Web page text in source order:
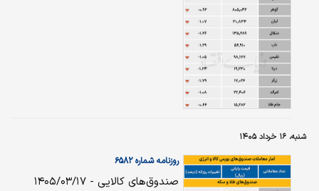
شنبه، ۱۶ خرداد ۱۴۰۵
روزنامه شماره ۶۵۸۲
صندوق‌های کالایی - ۱۴۰۵/۰۳/۱۷